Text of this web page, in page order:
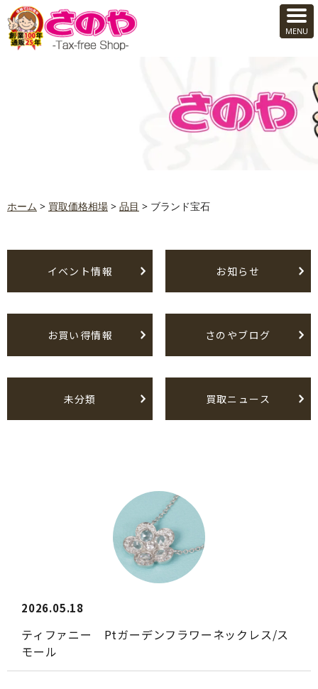
ホーム > 買取価格相場 > 品目 > ブランド宝石
イベント情報 お知らせ
お買い得情報 さのやブログ
未分類 買取ニュース
2026.05.18
ティファニー Ptガーデンフラワーネックレス/ス
モール